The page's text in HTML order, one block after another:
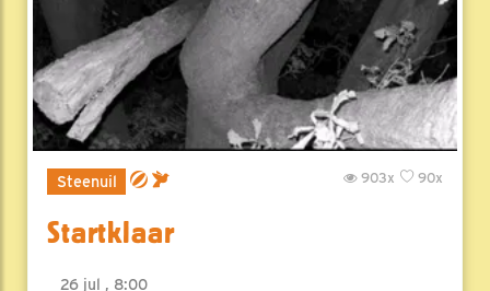
Steenuil 90x
903x
Startklaar
26 jul , 8:00